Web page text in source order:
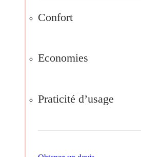
Confort
Economies
Praticité d’usage